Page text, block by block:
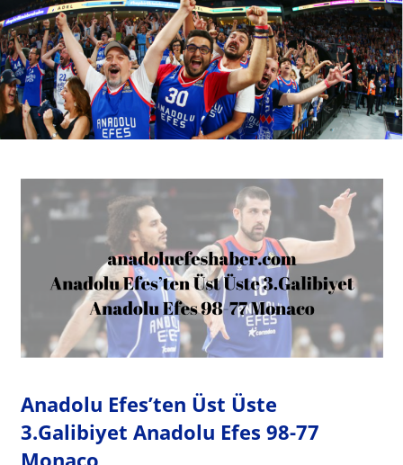
Sitesi
Anadolu Efes’ten Üst Üste
3.Galibiyet Anadolu Efes 98-77
Monaco